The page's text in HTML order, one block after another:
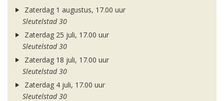
Zaterdag 1 augustus, 17.00 uur
Sleutelstad 30
Zaterdag 25 juli, 17.00 uur
Sleutelstad 30
Zaterdag 18 juli, 17.00 uur
Sleutelstad 30
Zaterdag 4 juli, 17.00 uur
Sleutelstad 30